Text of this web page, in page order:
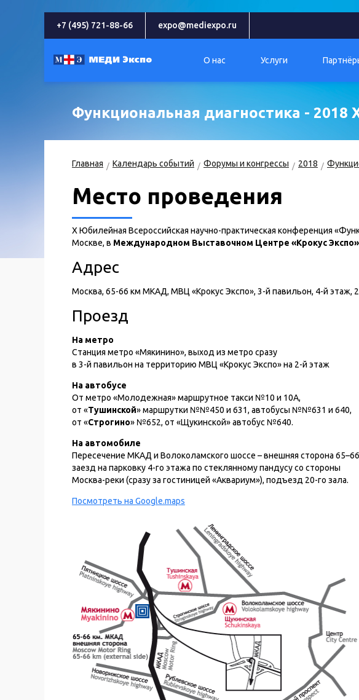
+7 (495) 721-88-66 expo@mediexpo.ru
О нас Услуги
Функциональная диагностика -
Главная Календарь событий Форумы и конгрессы 2018
Место проведения
X Юбилейная Всероссийская научно-практическая конференция
Москве, в Международном Выставочном Центре «Крокус Экспо»
Адрес
Москва, 65-66 км МКАД, МВЦ «Крокус Экспо», 3-й павильон, 4-й этаж,
Проезд
На метро
Станция метро «Мякинино», выход из метро сразу
в 3-й павильон на территорию МВЦ «Крокус Экспо» на 2-й этаж
На автобусе
От метро «Молодежная» маршрутное такси №10 и 10А,
от «Тушинской» маршрутки №№450 и 631, автобусы №№631 и 640,
от «Строгино» №652, от «Щукинской» автобус №640.
На автомобиле
Пересечение МКАД и Волоколамского шоссе – внешняя сторона
заезд на парковку 4-го этажа по стеклянному пандусу со стороны
Москва-реки (сразу за гостиницей «Аквариум»), подъезд 20-го зала.
Посмотреть на Google.maps